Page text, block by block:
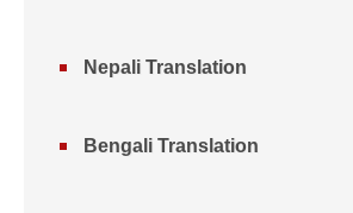
Nepali Translation
Bengali Translation